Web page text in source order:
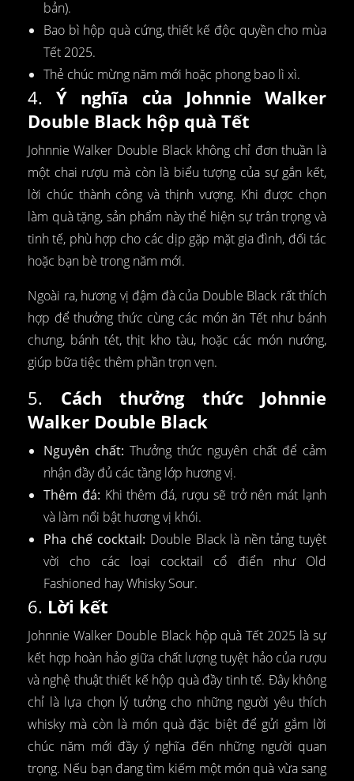
bản).
Bao bì hộp quà cứng, thiết kế độc quyền cho mùa
Tết 2025.
Thẻ chúc mừng năm mới hoặc phong bao lì xì.
4.Ý nghĩa của Johnnie Walker
Double Black hộp quà Tết
Johnnie Walker Double Black không chỉ đơn thuần là
một chai rượu mà còn là biểu tượng của sự gắn kết,
lời chúc thành công và thịnh vượng. Khi được chọn
làm quà tặng, sản phẩm này thể hiện sự trân trọng và
tinh tế, phù hợp cho các dịp gặp mặt gia đình, đối tác
hoặc bạn bè trong năm mới.
Ngoài ra, hương vị đậm đà của Double Black rất thích
hợp để thưởng thức cùng các món ăn Tết như bánh
chưng, bánh tét, thịt kho tàu, hoặc các món nướng,
giúp bữa tiệc thêm phần trọn vẹn.
5. Cách thưởng thức Johnnie
Walker Double Black
Nguyên chất: Thưởng thức nguyên chất để cảm
nhận đầy đủ các tầng lớp hương vị.
Thêm đá: Khi thêm đá, rượu sẽ trở nên mát lạnh
và làm nổi bật hương vị khói.
Pha chế cocktail: Double Black là nền tảng tuyệt
vời cho các loại cocktail cổ điển như Old
Fashioned hay Whisky Sour.
6. Lời kết
Johnnie Walker Double Black hộp quà Tết 2025 là sự
kết hợp hoàn hảo giữa chất lượng tuyệt hảo của rượu
và nghệ thuật thiết kế hộp quà đầy tinh tế. Đây không
chỉ là lựa chọn lý tưởng cho những người yêu thích
whisky mà còn là món quà đặc biệt để gửi gắm lời
chúc năm mới đầy ý nghĩa đến những người quan
trọng. Nếu bạn đang tìm kiếm một món quà vừa sang